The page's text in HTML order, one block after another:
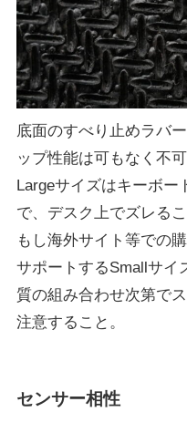
底面のすべり止めラバ
ップ性能は可もなく不
Largeサイズはキーボー
で、デスク上でズレる
もし海外サイト等での
サポートするSmallサイ
質の組み合わせ次第で
注意すること。
センサー相性